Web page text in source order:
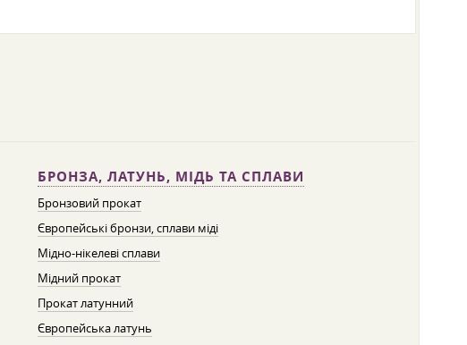
БРОНЗА, ЛАТУНЬ, МІДЬ ТА СПЛАВИ
Бронзовий прокат
Європейські бронзи, сплави міді
Мідно-нікелеві сплави
Мідний прокат
Прокат латунний
Європейська латунь